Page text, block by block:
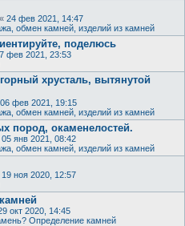
« 24 фев 2021, 14:47
обмен камней, изделий из камней
поделюсь
фев 2021, 23:53
хрусталь, вытянутой
06 фев 2021, 19:15
обмен камней, изделий из камней
пород, окаменелостей.
05 янв 2021, 08:42
обмен камней, изделий из камней
19 ноя 2020, 12:57
окт 2020, 14:45
Определение камней